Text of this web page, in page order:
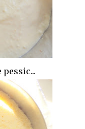
pessic...